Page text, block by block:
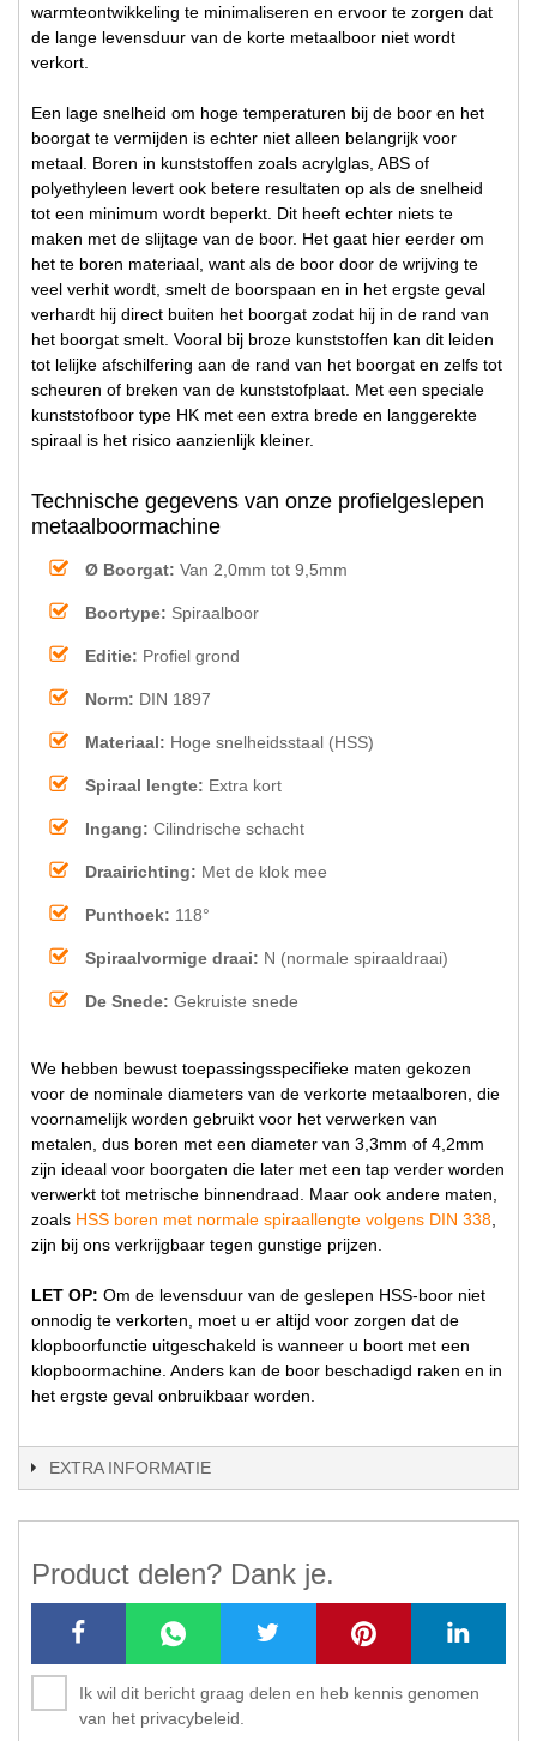
warmteontwikkeling te minimaliseren en ervoor te zorgen dat
de lange levensduur van de korte metaalboor niet wordt
verkort.
Een lage snelheid om hoge temperaturen bij de boor en het
boorgat te vermijden is echter niet alleen belangrijk voor
metaal. Boren in kunststoffen zoals acrylglas, ABS of
polyethyleen levert ook betere resultaten op als de snelheid
tot een minimum wordt beperkt. Dit heeft echter niets te
maken met de slijtage van de boor. Het gaat hier eerder om
het te boren materiaal, want als de boor door de wrijving te
veel verhit wordt, smelt de boorspaan en in het ergste geval
verhardt hij direct buiten het boorgat zodat hij in de rand van
het boorgat smelt. Vooral bij broze kunststoffen kan dit leiden
tot lelijke afschilfering aan de rand van het boorgat en zelfs tot
scheuren of breken van de kunststofplaat. Met een speciale
kunststofboor type HK met een extra brede en langgerekte
spiraal is het risico aanzienlijk kleiner.
Technische gegevens van onze profielgeslepen
metaalboormachine
Ø Boorgat: Van 2,0mm tot 9,5mm
Boortype: Spiraalboor
Editie: Profiel grond
Norm: DIN 1897
Materiaal: Hoge snelheidsstaal (HSS)
Spiraal lengte: Extra kort
Ingang: Cilindrische schacht
Draairichting: Met de klok mee
Punthoek: 118°
Spiraalvormige draai: N (normale spiraaldraai)
De Snede: Gekruiste snede
We hebben bewust toepassingsspecifieke maten gekozen
voor de nominale diameters van de verkorte metaalboren, die
voornamelijk worden gebruikt voor het verwerken van
metalen, dus boren met een diameter van 3,3mm of 4,2mm
zijn ideaal voor boorgaten die later met een tap verder worden
verwerkt tot metrische binnendraad. Maar ook andere maten,
zoals HSS boren met normale spiraallengte volgens DIN 338
zijn bij ons verkrijgbaar tegen gunstige prijzen.
LET OP: Om de levensduur van de geslepen HSS-boor niet
onnodig te verkorten, moet u er altijd voor zorgen dat de
klopboorfunctie uitgeschakeld is wanneer u boort met een
klopboormachine. Anders kan de boor beschadigd raken en in
het ergste geval onbruikbaar worden.
EXTRA INFORMATIE
Product delen? Dank je.
Ik wil dit bericht graag delen en heb kennis genomen
van het privacybeleid.